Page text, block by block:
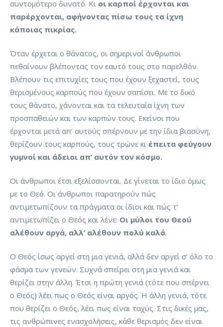
συντομότερο δυνατό. Κι οι καρποί έρχονται και
παρέρχονται, αφήνοντας πίσω τους τα ίχνη
κάποιας πικρίας.
Όταν έρχεται ο θάνατος, οι σημερινοί άνθρωποι
πεθαίνουν βλέποντας τον εαυτό τους στο παρελθόν.
Βλέπουν τις επιτυχίες τους που έχουν ξεχαστεί, τους
θερισμένους καρπούς που έχουν σαπίσει. Με το δικό
τους θάνατο, χάνονται και τα τελευταία ίχνη των
προσπαθειών και των καρπών τους. Εκείνοι που
έρχονται μετά απ’ αυτούς σπέρνουν με την ίδια βιασύνη,
θερίζουν τους καρπούς, τους τρώνε κι έπειτα φεύγουν
γυμνοί και άδειοι απ’ αυτόν τον κόσμο.
Οι άνθρωποι έτσι εξελίσσονται. Δε γίνεται το ίδιο όμως
με το Θεό. Οι άνθρωποι παρατηρούν πώς
αντιμετωπίζουν τα πράγματα οι ίδιοι και πώς τ’
αντιμετωπίζει ο Θεός και λένε: Οι μύλοι του Θεού
αλέθουν αργά, αλλ’ αλέθουν πολύ καλά.
Ο Θεός ίσως αργεί στη μια γενιά, αλλά δεν αργεί σ’ όλο το
φάσμα των γενεών. Συχνά σπείρει στη μια γενιά και
θερίζει στην άλλη. Έτσι η πρώτη γενιά (τότε που σπέρνει
ο Θεός) λέει πως ο Θεός είναι αργός. Η άλλη γενιά, τότε
που θερίζει ο Θεός, λέει πως είναι ταχύς. Στις δικές μας,
τις ανθρώπινες ενασχολήσεις, κάθε θερισμός δεν είναι